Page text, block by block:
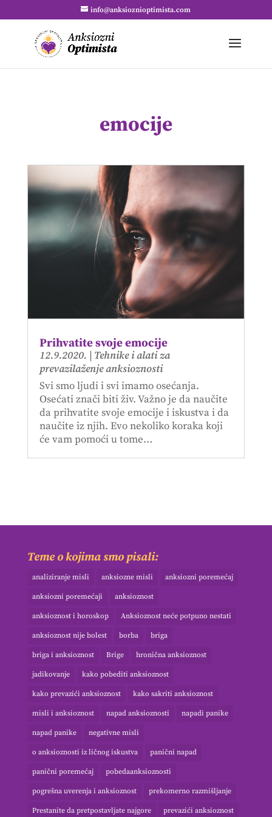
info@anksioznioptimista.com
emocije
Prihvatite svoje emocije
12.9.2020. | Tehnike i alati za
prevazilaženje anksioznosti
Svi smo ljudi i svi imamo osećanja.
Osećati znači biti živ. Važno je da naučite
da prihvatite svoje emocije i iskustva i da
naučite iz njih. Evo nekoliko koraka koji
će vam pomoći u tome…
Teme o kojima smo pisali:
analiziranje misli anksiozne misli anksiozni poremećaj
anksiozni poremećaji anksioznost
anksioznost i horoskop Anksioznost neće potpuno nestati
anksioznost nije bolest borba briga
briga i anksioznost Brige hronična anksioznost
jadikovanje kako pobediti anksioznost
kako prevazići anksioznost kako sakriti anksioznost
misli i anksioznost napad anksioznosti napadi panike
napad panike negativne misli
o anksioznosti iz ličnog iskustva panični napad
panični poremećaj pobedaanksioznosti
pogrešna uverenja i anksioznost prekomerno razmišljanje
Prestanite da pretpostavljate najgore prevazići anksioznost